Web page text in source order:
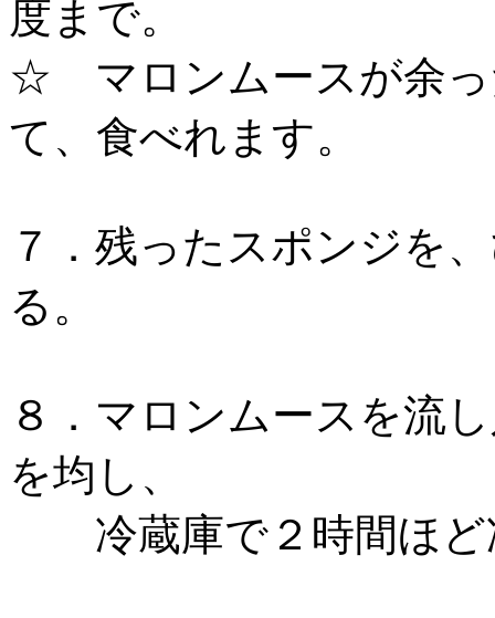
度まで。
☆ マロンムースが余っ
て、食べれます。
７．残ったスポンジを
る。
８．マロンムースを流
を均し、
冷蔵庫で２時間ほ